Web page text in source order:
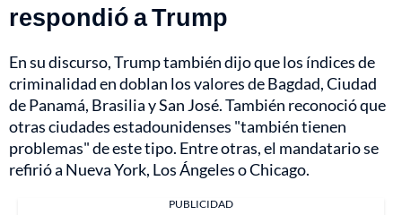
respondió a Trump
En su discurso, Trump también dijo que los índices de
criminalidad en doblan los valores de Bagdad, Ciudad
de Panamá, Brasilia y San José. También reconoció que
otras ciudades estadounidenses "también tienen
problemas" de este tipo. Entre otras, el mandatario se
refirió a Nueva York, Los Ángeles o Chicago.
PUBLICIDAD